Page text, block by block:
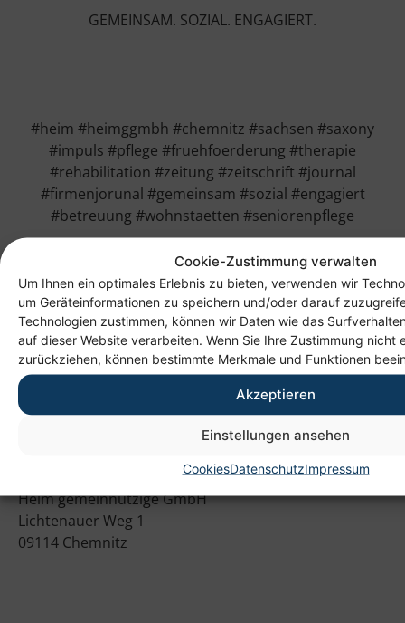
Cookie-Zustimmung verwalten
Um Ihnen ein optimales Erlebnis zu bieten, verwenden wir
um Geräteinformationen zu speichern und/oder darauf
Technologien zustimmen, können wir Daten wie das
auf dieser Website verarbeiten. Wenn Sie Ihre Zustimmung nicht
zurückziehen, können bestimmte Merkmale und Funktionen
Akzeptieren
Einstellungen ansehen
CookiesDatenschutzImpressum
GEMEINSAM. SOZIAL. ENGAGIERT.
#heim #heimggmbh #chemnitz #sachsen #saxony
#impuls #pflege #fruehfoerderung #therapie
#rehabilitation #zeitung #zeitschrift #journal
#firmenjorunal #gemeinsam #sozial #engagiert
#betreuung #wohnstaetten #seniorenpflege
Heim gemeinnützige GmbH
Lichtenauer Weg 1
09114 Chemnitz